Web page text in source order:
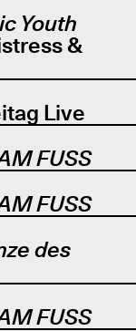
Youth
&
Live
FUSS
FUSS
des
FUSS